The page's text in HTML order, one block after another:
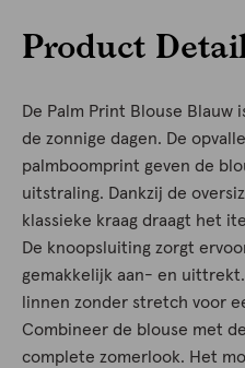
Product
De Palm Print Blouse
de zonnige dagen. De
palmboomprint geven de
uitstraling. Dankzij de
klassieke kraag draagt het
De knoopsluiting zorgt
gemakkelijk aan- en
linnen zonder stretch voor
Combineer de blouse met
complete zomerlook. Het